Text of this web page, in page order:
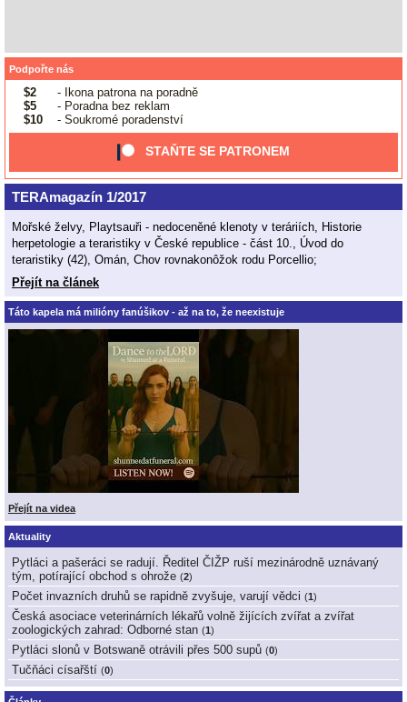
Podpořte nás
$2
- Ikona patrona na poradně
$5
- Poradna bez reklam
$10
- Soukromé poradenství
STAŇTE SE PATRONEM
TERAmagazín 1/2017
Mořské želvy, Playtsauři - nedoceněné klenoty v teráriích, Historie
herpetologie a teraristiky v České republice - část 10., Úvod do
teraristiky (42), Omán, Chov rovnakonôžok rodu Porcellio;
Přejít na článek
Táto kapela má milióny fanúšikov - až na to, že neexistuje
Přejít na videa
Aktuality
Pytláci a pašeráci se radují. Ředitel ČIŽP ruší mezinárodně uznávaný
tým, potírající obchod s ohrože (2)
Počet invazních druhů se rapidně zvyšuje, varují vědci (1)
Česká asociace veterinárních lékařů volně žijících zvířat a zvířat
zoologických zahrad: Odborné stan (1)
Pytláci slonů v Botswaně otrávili přes 500 supů (0)
Tučňáci císařští (0)